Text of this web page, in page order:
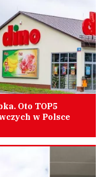
Oto TOP5
w Polsce